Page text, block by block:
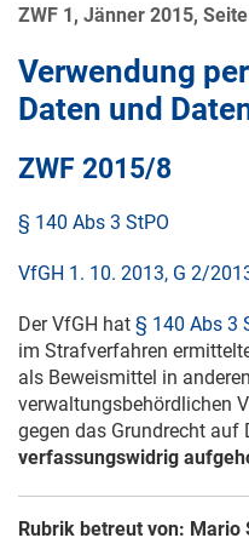
ZWF 1, Jänner 2015,
Verwendung
Daten und
ZWF 2015/8
§ 140 Abs 3 StPO
VfGH 1. 10. 2013, G 2/
Der VfGH hat § 140 Abs 3
im Strafverfahren
als Beweismittel in
verwaltungsbehördlichen
gegen das Grundrecht auf
verfassungswidrig
Rubrik betreut von: Mario